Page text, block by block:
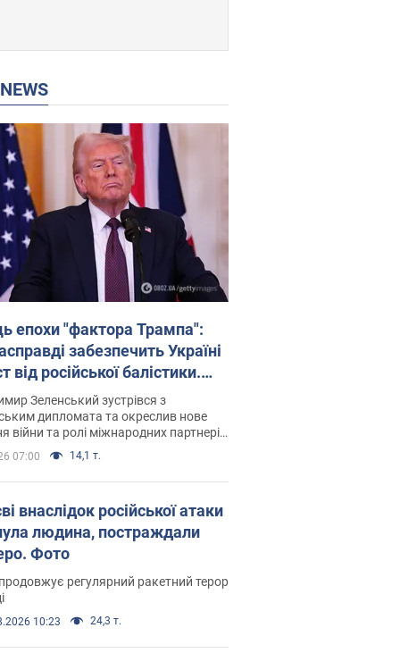
NEWS
епохи "фактора Трампа":
забезпечить Україні
від російської балістики.
з Безсмертним
Зеленський зустрівся з
дипломата та окреслив нове
війни та ролі міжнародних партнерів
з Росією
07:00 14,1 т.
внаслідок російської атаки
людина, постраждали
Фото
регулярний ракетний терор
10:23 24,3 т.